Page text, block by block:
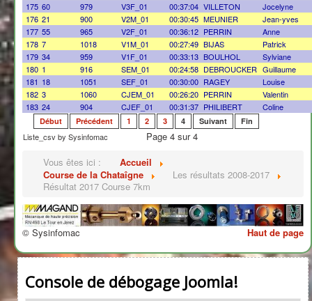
175 60 979 V3F_01 00:37:04 VILLETON
Jocelyne
176 21 900 V2M_01 00:30:45 MEUNIER
Jean-yves
177 55 965 V2F_01 00:36:12 PERRIN
Anne
178 7 1018 V1M_01 00:27:49 BIJAS
Patrick
179 34 959 V1F_01 00:33:13 BOULHOL
Sylviane
180 1 916 SEM_01 00:24:58 DEBROUCKER Guillaume
181 18 1051 SEF_01 00:30:00 RAGEY
Louise
182 3 1060 CJEM_01 00:26:20 PERRIN
Valentin
183 24 904 CJEF_01 00:31:37 PHILIBERT Coline
Début Précédent 1 2 3 4 Suivant Fin
Liste_csv by Sysinfomac
Page 4 sur 4
Vous êtes ici :
Accueil
Course de la Chataîgne
Les résultats 2008-2017
Résultat 2017 Course 7km
Haut de page
© Sysinfomac
Console de débogage Joomla!